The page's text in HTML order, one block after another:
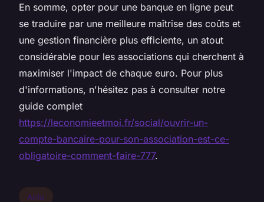
En somme, opter pour une banque en ligne peut
se traduire par une meilleure maîtrise des coûts et
une gestion financière plus efficiente, un atout
considérable pour les associations qui cherchent à
maximiser l'impact de chaque euro. Pour plus
d'informations, n'hésitez pas à consulter notre
guide complet
https://leconomieetmoi.fr/social/ouvrir-un-
compte-bancaire-pour-son-association-est-ce-
obligatoire-comment-faire-777.
Actu